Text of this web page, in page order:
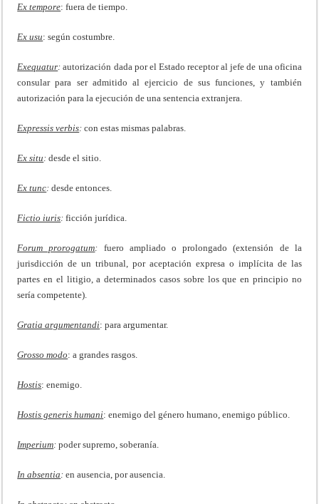
Ex tempore: fuera de tiempo.
Ex usu: según costumbre.
Exequatur:autorización dada por el Estado receptor al jefe de una oficina
consular para ser admitido al ejercicio de sus funciones, y también
autorización para la ejecución de una sentencia extranjera.
Expressis verbis:con estas mismas palabras.
Ex situ :desde el sitio.
Ex tunc:desde entonces.
Fictio iuris:ficción jurídica.
Forum prorogatum: fuero ampliado o prolongado (extensión de la
jurisdicción de un tribunal, por aceptación expresa o implícita de las
partes en el litigio, a determinados casos sobre los que en principio no
sería competente).
Gratia argumentandi: para argumentar.
Grosso modo: a grandes rasgos.
Hostis: enemigo.
Hostis generis humani: enemigo del género humano, enemigo público.
Imperium:poder supremo, soberanía.
In absentia :en ausencia, por ausencia.